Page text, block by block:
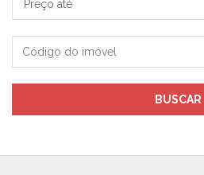
até
Código
do
imóvel
BUSCAR